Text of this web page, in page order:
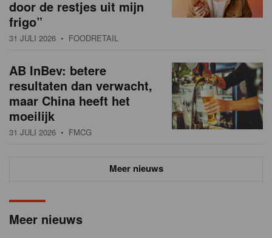
Meer nieuws
door de restjes uit mijn
frigo”
31 JULI 2026 • FOODRETAIL
AB InBev: betere
resultaten dan verwacht,
maar China heeft het
moeilijk
31 JULI 2026 • FMCG
Meer nieuws